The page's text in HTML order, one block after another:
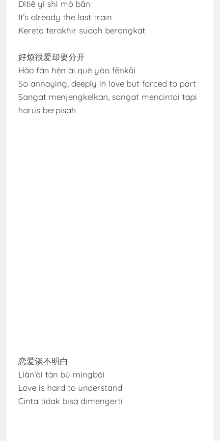
Dìtiě yǐ shì mò bān
It’s already the last train
Kereta terakhir sudah berangkat
好烦很爱却要分开
Hǎo fán hěn ài què yào fēnkāi
So annoying, deeply in love but forced to part
Sangat menjengkelkan, sangat mencintai tapi
harus berpisah
恋爱谈不明白
Liàn'ài tán bù míngbái
Love is hard to understand
Cinta tidak bisa dimengerti